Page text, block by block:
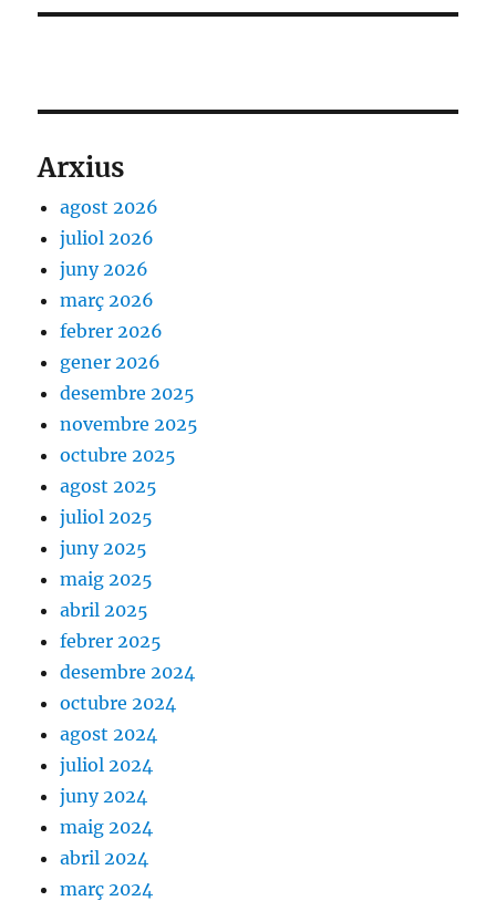
Arxius
agost 2026
juliol 2026
juny 2026
març 2026
febrer 2026
gener 2026
desembre 2025
novembre 2025
octubre 2025
agost 2025
juliol 2025
juny 2025
maig 2025
abril 2025
febrer 2025
desembre 2024
octubre 2024
agost 2024
juliol 2024
juny 2024
maig 2024
abril 2024
març 2024